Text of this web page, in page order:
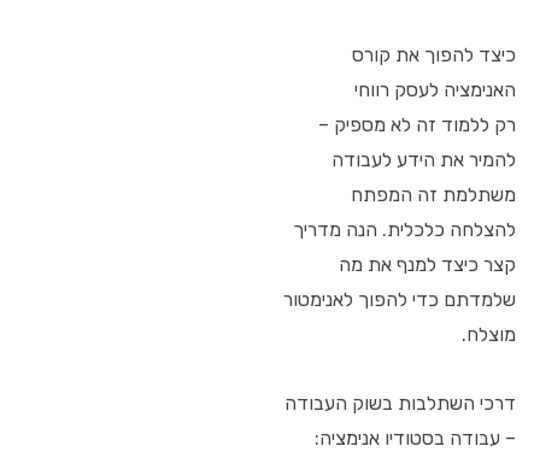
כיצד להפוך את קורס
האנימציה לעסק רווחי
רק ללמוד זה לא מספיק –
להמיר את הידע לעבודה
משתלמת זה המפתח
להצלחה כלכלית. הנה מדריך
קצר כיצד למנף את מה
שלמדתם כדי להפוך לאנימטור
מוצלח.
דרכי השתלבות בשוק העבודה
– עבודה בסטודיו אנימציה: